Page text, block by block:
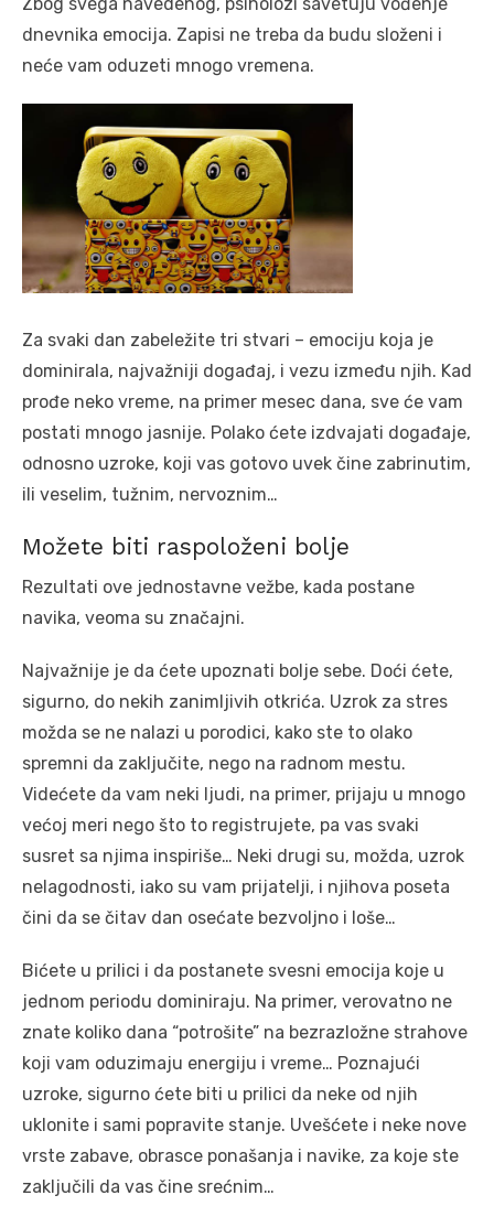
dnevnika emocija. Zapisi ne treba da budu složeni i
neće vam oduzeti mnogo vremena.
Za svaki dan zabeležite tri stvari – emociju koja je
dominirala, najvažniji događaj, i vezu između njih. Kad
prođe neko vreme, na primer mesec dana, sve će vam
postati mnogo jasnije. Polako ćete izdvajati događaje,
odnosno uzroke, koji vas gotovo uvek čine zabrinutim,
ili veselim, tužnim, nervoznim…
Možete biti raspoloženi bolje
Rezultati ove jednostavne vežbe, kada postane
navika, veoma su značajni.
Najvažnije je da ćete upoznati bolje sebe. Doći ćete,
sigurno, do nekih zanimljivih otkrića. Uzrok za stres
možda se ne nalazi u porodici, kako ste to olako
spremni da zaključite, nego na radnom mestu.
Videćete da vam neki ljudi, na primer, prijaju u mnogo
većoj meri nego što to registrujete, pa vas svaki
susret sa njima inspiriše… Neki drugi su, možda, uzrok
nelagodnosti, iako su vam prijatelji, i njihova poseta
čini da se čitav dan osećate bezvoljno i loše…
Bićete u prilici i da postanete svesni emocija koje u
jednom periodu dominiraju. Na primer, verovatno ne
znate koliko dana “potrošite” na bezrazložne strahove
koji vam oduzimaju energiju i vreme… Poznajući
uzroke, sigurno ćete biti u prilici da neke od njih
uklonite i sami popravite stanje. Uvešćete i neke nove
vrste zabave, obrasce ponašanja i navike, za koje ste
zaključili da vas čine srećnim…